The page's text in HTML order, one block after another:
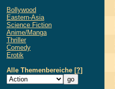
Bollywood
Eastern-Asia
Science Fiction
Anime/Manga
Thriller
Comedy
Erotik
Alle Themenbereiche [?]